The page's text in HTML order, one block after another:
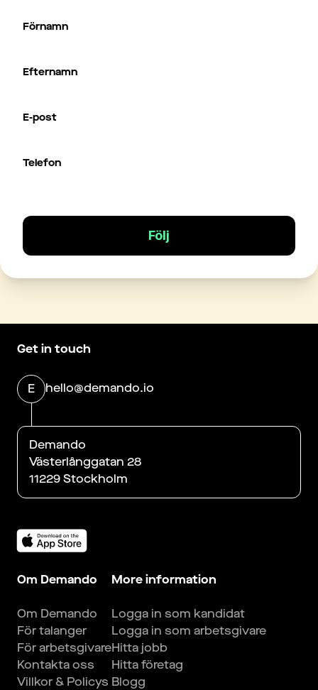
Förnamn
Efternamn
E-post
Telefon
Följ
Get in touch
E hello@demando.io
Demando
Västerlånggatan 28
11229 Stockholm
Om Demando
Om Demando
För talanger
För arbetsgivare
Kontakta oss
Villkor & Policys
More information
Logga in som kandidat
Logga in som arbetsgivare
Hitta jobb
Hitta företag
Blogg